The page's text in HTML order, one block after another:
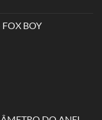
FOX BOY